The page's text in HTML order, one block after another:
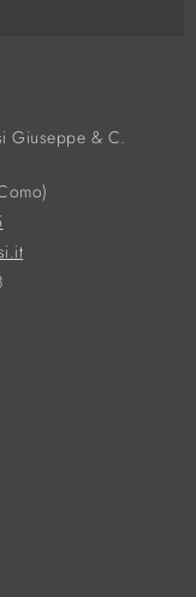
Giuseppe & C.